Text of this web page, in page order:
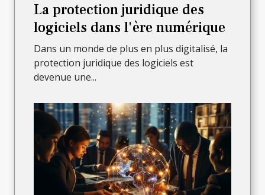
La protection juridique des
logiciels dans l'ère numérique
Dans un monde de plus en plus digitalisé, la
protection juridique des logiciels est
devenue une...